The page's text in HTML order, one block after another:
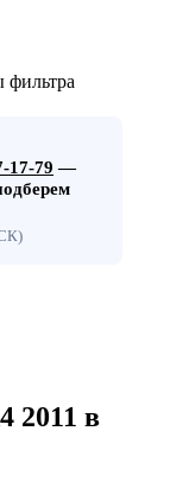
фильтра
17-79 —
2011 в